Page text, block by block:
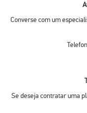
Converse com um
Se deseja contratar uma